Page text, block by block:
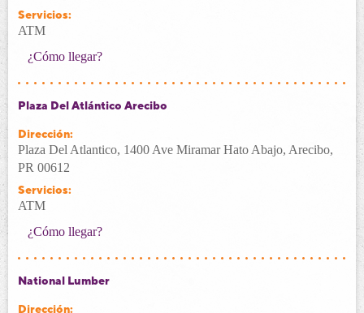
Servicios:
ATM
¿Cómo llegar?
Plaza Del Atlántico Arecibo
Dirección:
Plaza Del Atlantico, 1400 Ave Miramar Hato Abajo, Arecibo,
PR 00612
Servicios:
ATM
¿Cómo llegar?
National Lumber
Dirección: